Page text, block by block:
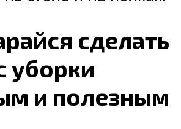
сделать
уборки
и полезным